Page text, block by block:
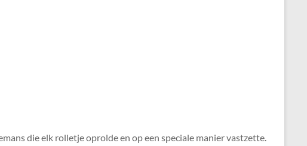
die elk rolletje oprolde en op een speciale manier vastzette.